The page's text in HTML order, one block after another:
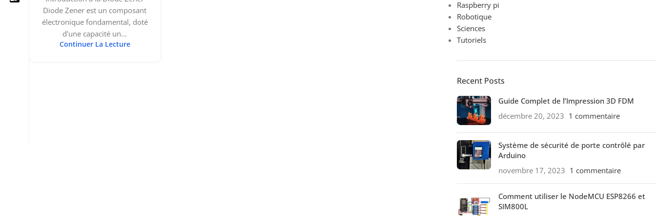
05 25 62 62 25
Diode Zener est un composant
électronique fondamental, doté
d'une capacité un...
Continuer La Lecture
Raspberry pi
Robotique
Sciences
Tutoriels
Recent Posts
Guide Complet de l’Impression 3D FDM
décembre 20, 2023 1 commentaire
Système de sécurité de porte contrôlé par
Arduino
novembre 17, 2023 1 commentaire
Comment utiliser le NodeMCU ESP8266 et
SIM800L